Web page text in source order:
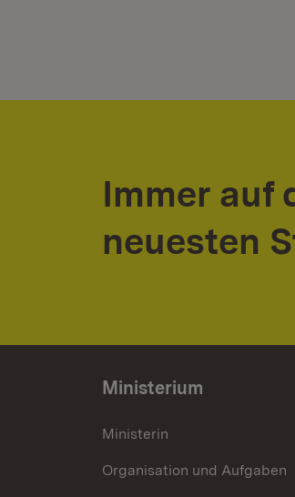
Immer auf
neuesten
Ministerium
Ministerin
Organisation und Aufgaben